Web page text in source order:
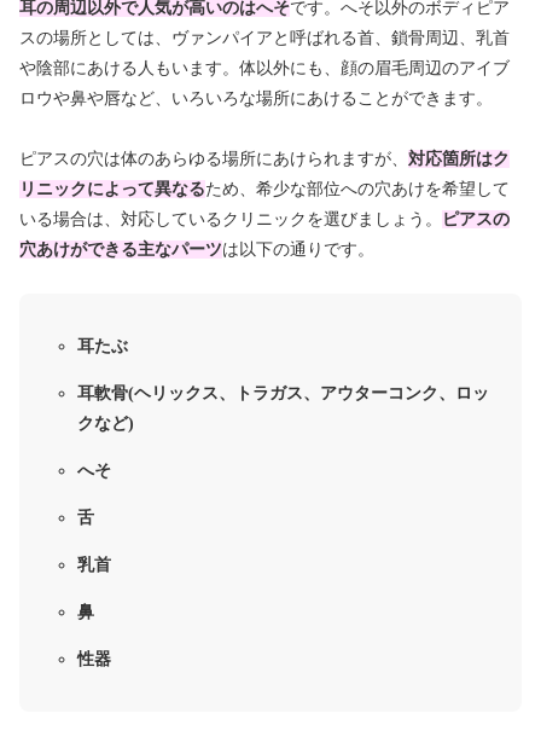
耳の周辺以外で人気が高いのはへそです。へそ以外のボディピア
スの場所としては、ヴァンパイアと呼ばれる首、鎖骨周辺、乳首
や陰部にあける人もいます。体以外にも、顔の眉毛周辺のアイブ
ロウや鼻や唇など、いろいろな場所にあけることができます。
ピアスの穴は体のあらゆる場所にあけられますが、 対応箇所はク
リニックによって異なるため、希少な部位への穴あけを希望して
いる場合は、対応しているクリニックを選びましょう。
ピアスの
穴あけができる主なパーツは以下の通りです。
耳たぶ
耳軟骨(ヘリックス、トラガス、アウターコンク、ロッ
クなど)
へそ
舌
乳首
鼻
性器